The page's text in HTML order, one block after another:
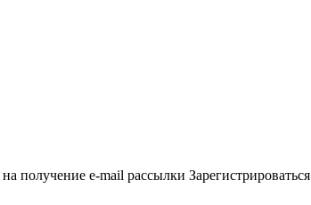
на получение e-mail рассылки Зарегистрироваться